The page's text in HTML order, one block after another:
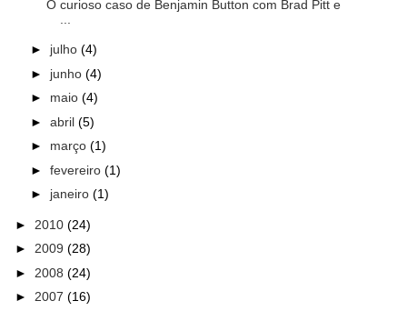
O curioso caso de Benjamin Button com Brad Pitt e
► julho (4)
► junho (4)
► maio (4)
► abril (5)
► março (1)
► fevereiro (1)
► janeiro (1)
► 2010 (24)
► 2009 (28)
► 2008 (24)
► 2007 (16)